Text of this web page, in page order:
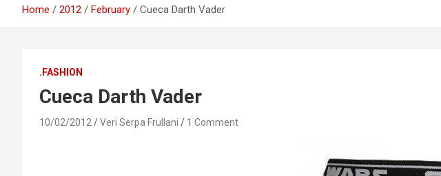
Home 2012 February Cueca Darth Vader
.FASHION
Cueca Darth Vader
10/02/2012 Veri Serpa Frullani 1 Comment